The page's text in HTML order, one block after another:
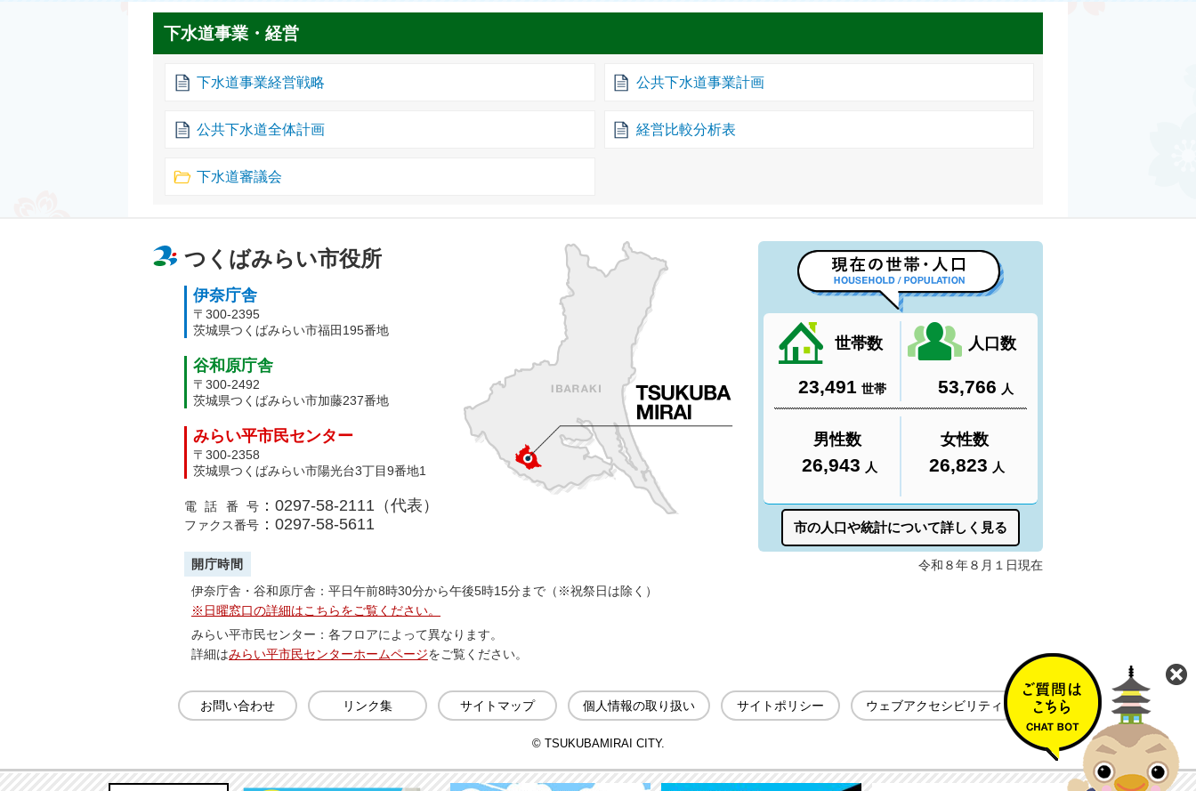
下水道事業・経営
下水道事業経営戦略 公共下水道事業計画
公共下水道全体計画 経営比較分析表
下水道審議会
つくばみらい市役所
伊奈庁舎
〒300-2395
茨城県つくばみらい市福田195番地
谷和原庁舎
〒300-2492
茨城県つくばみらい市加藤237番地
みらい平市民センター
〒300-2358
茨城県つくばみらい市陽光台3丁目9番地1
電話番号 ：0297-58-2111（代表）
ファクス番号 ：0297-58-5611
開庁時間
伊奈庁舎・谷和原庁舎：平日午前8時30分から午後5時15分まで（※祝祭日は除く）
※日曜窓口の詳細はこちらをご覧ください。
みらい平市民センター：各フロアによって異なります。
詳細はみらい平市民センターホームページをご覧ください。
お問い合わせ リンク集 サイトマップ 個人情報の取り扱い サイトポリシー ウェブアクセシビリティ
© TSUKUBAMIRAI CITY.